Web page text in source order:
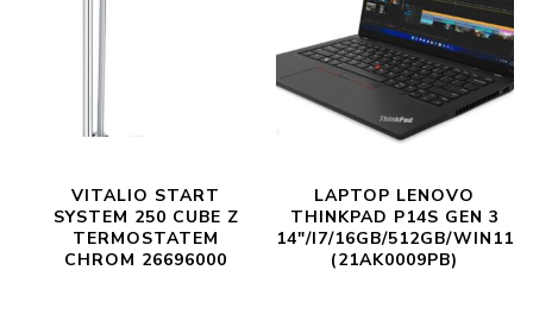
VITALIO START
SYSTEM 250 CUBE Z
TERMOSTATEM
CHROM 26696000
LAPTOP LENOVO
THINKPAD P14S GEN 3
14″/I7/16GB/512GB/WIN11
(21AK0009PB)